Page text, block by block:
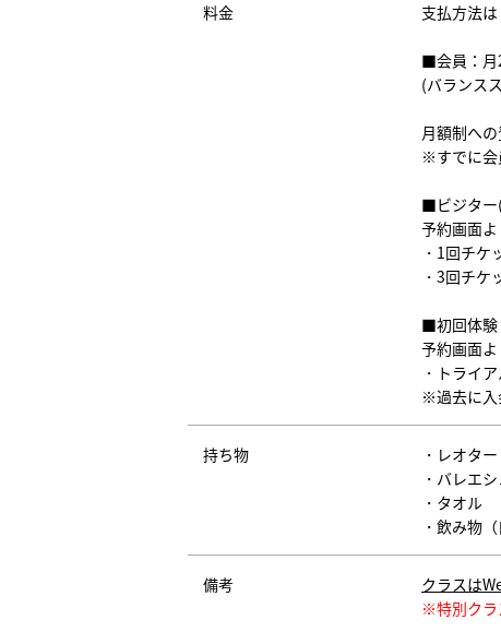
料金 支払方法は
■会員：月
(バランス
月額制へ
※すでに会
■ビジター
予約画面
・1回チケ
・3回チケ
■初回体験
予約画面よ
・トライ
※過去に入
持ち物
・レオタ
・バレエ
・タオル
・飲み物
備考
クラスは
※特別クラ